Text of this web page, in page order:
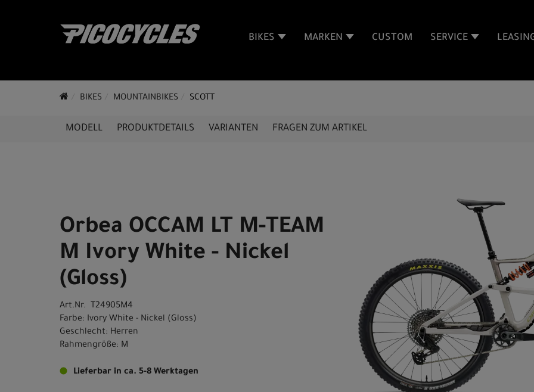
BIKES MARKEN CUSTOM SERVICE
BIKES MOUNTAINBIKES SCOTT
MODELL PRODUKTDETAILS VARIANTEN FRAGEN ZUM ARTIKEL
Orbea OCCAM LT M-TEAM
M Ivory White - Nickel
(Gloss)
Art.Nr. T24905M4
Farbe: Ivory White - Nickel (Gloss)
Geschlecht: Herren
Rahmengröße: M
Lieferbar in ca. 5-8 Werktagen